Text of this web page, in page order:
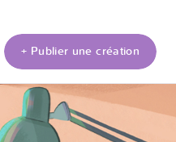
+ Publier une création